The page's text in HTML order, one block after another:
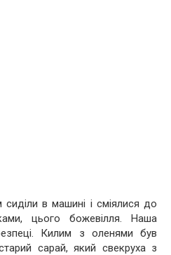
в машині і сміялися до
цього божевілля. Наша
Килим з оленями був
сарай, який свекруха з